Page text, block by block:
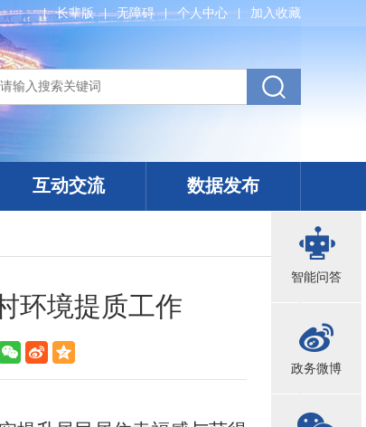
长辈版 无障碍 个人中心 加入收藏
互动交流 数据发布
环境提质工作
智能问答
政务微博